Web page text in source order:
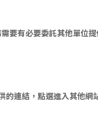
要有必要委託其他單位
連結，點選進入其他